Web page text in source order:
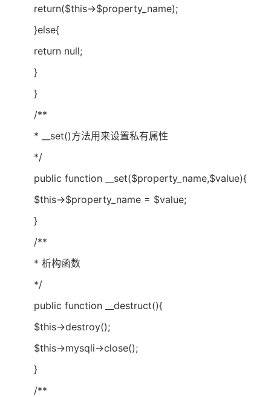
return($this->$property_name);
}else{
return null;
}
}
/**
* __set()方法用来设置私有属性
*/
public function __set($property_name,$value){
$this->$property_name = $value;
}
/**
* 析构函数
*/
public function __destruct(){
$this->destroy();
$this->mysqli->close();
}
/**